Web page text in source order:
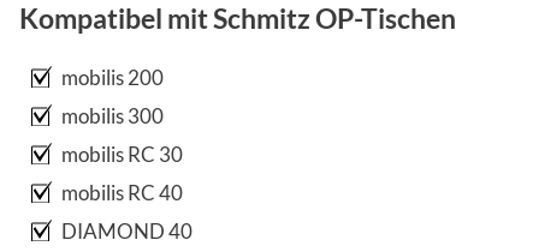
Kompatibel mit Schmitz OP-Tischen
mobilis 200
mobilis 300
mobilis RC 30
mobilis RC 40
DIAMOND 40